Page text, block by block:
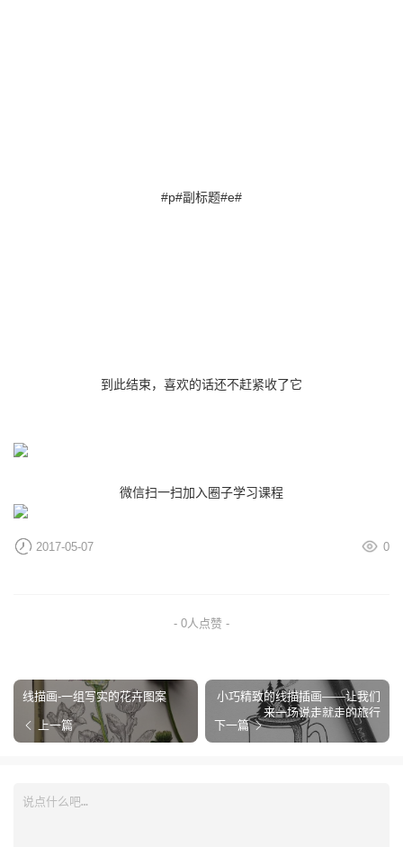
#p#副标题#e#
到此结束，喜欢的话还不赶紧收了它
微信扫一扫加入圈子学习课程
2017-05-07 0
- 0人点赞 -
线描画-一组写实的花卉图案
上一篇
小巧精致的线描插画——让我们
来一场说走就走的旅行
下一篇